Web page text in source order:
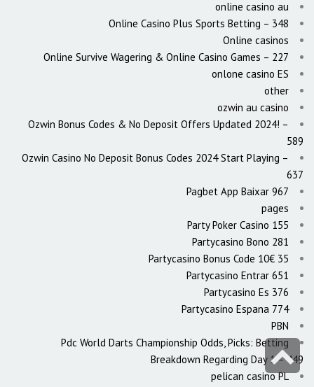
online casino au
Online Casino Plus Sports Betting – 348
Online casinos
Online Survive Wagering & Online Casino Games – 227
onlone casino ES
other
ozwin au casino
Ozwin Bonus Codes & No Deposit Offers Updated 2024! –
589
Ozwin Casino No Deposit Bonus Codes 2024 Start Playing –
637
Pagbet App Baixar 967
pages
Party Poker Casino 155
Partycasino Bono 281
Partycasino Bonus Code 10€ 35
Partycasino Entrar 651
Partycasino Es 376
Partycasino Espana 774
PBN
Pdc World Darts Championship Odds, Picks: Betting
Breakdown Regarding Day 1 – 449
pelican casino PL
גלילה
לראש